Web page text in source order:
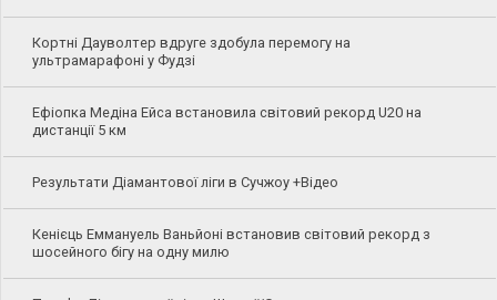
Кортні Дауволтер вдруге здобула перемогу на
ультрамарафоні у Фудзі
Ефіопка Медіна Ейса встановила світовий рекорд U20 на
дистанції 5 км
Результати Діамантової ліги в Сучжоу +Відео
Кенієць Еммануель Ваньйоні встановив світовий рекорд з
шосейного бігу на одну милю